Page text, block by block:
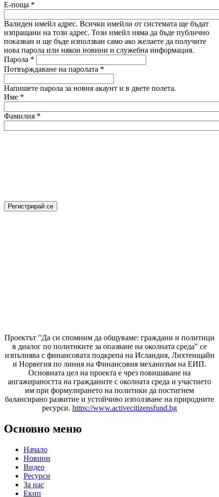
Е-поща *
Валиден имейл адрес. Всички имейли от системата ще бъдат
изпращани на този адрес. Този имейл няма да бъде публично
показван и ще бъде използван само ако желаете да получите
нова парола или някои новини и служебна информация.
Парола *
Потвърждаване на паролата *
Напишете парола за новия акаунт и в двете полета.
Име *
Фамилия *
Проектът "Да си спомним да общуваме: граждани и политици
в диалог по политиките за опазване на околната среда" се
изпълнява с финансовата подкрепа на Исландия, Лихтенщайн
и Норвегия по линия на Финансовия механизъм на ЕИП.
Основната цел на проекта е чрез повишаване на
ангажираността на гражданите с околната среда и участието
им при формулирането на политики да постигнем
балансирано развитие и устойчиво използване на природните
ресурси. https://www.activecitizensfund.bg
Основно меню
Начало
Новини
Видео
Ресурси
За нас
Екип